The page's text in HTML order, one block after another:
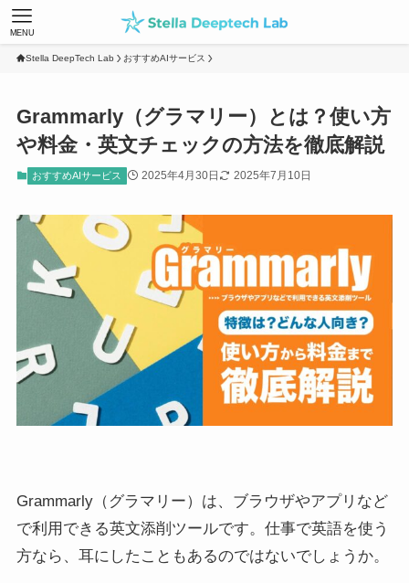
MENU
Stella DeepTech Lab おすすめAIサービス
Grammarly（グラマリー）とは？使い方
や料金・英文チェックの方法を徹底解説
おすすめAIサービス 2025年4月30日 2025年7月10日
Grammarly（グラマリー）は、ブラウザやアプリなど
で利用できる英文添削ツールです。仕事で英語を使う
方なら、耳にしたこともあるのではないでしょうか。